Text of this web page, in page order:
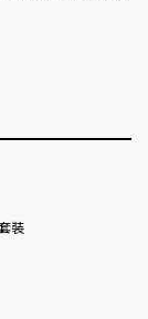
裝